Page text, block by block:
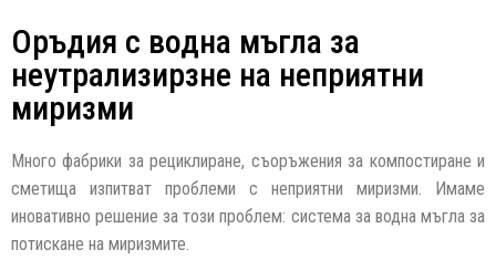
Оръдия с водна мъгла за
неутрализирзне на неприятни
миризми
Много фабрики за рециклиране, съоръжения за компостиране и
сметища изпитват проблеми с неприятни миризми. Имаме
иновативно решение за този проблем: система за водна мъгла за
потискане на миризмите.